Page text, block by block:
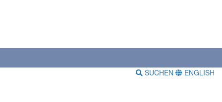
SUCHEN ENGLISH